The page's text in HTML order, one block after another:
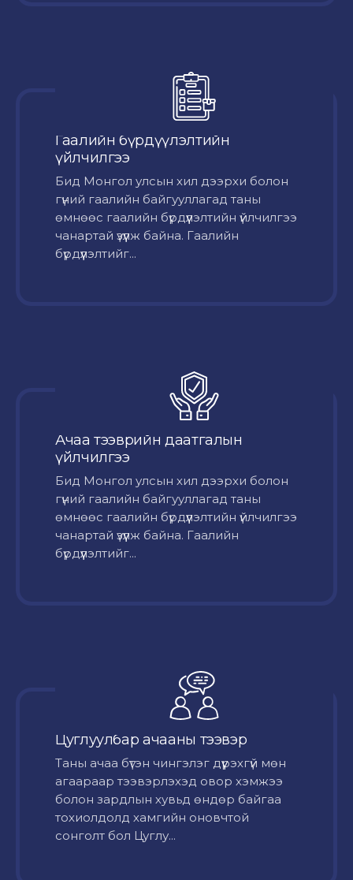
Гаалийн бүрдүүлэлтийн
үйлчилгээ
Бид Монгол улсын хил дээрхи болон
гүний гаалийн байгууллагад таны
өмнөөс гаалийн бүрдүүлэлтийн үйлчилгээ
чанартай үзүүлж байна. Гаалийн
бүрдүүлэлтийг...
Ачаа тээврийн даатгалын
үйлчилгээ
Бид Монгол улсын хил дээрхи болон
гүний гаалийн байгууллагад таны
өмнөөс гаалийн бүрдүүлэлтийн үйлчилгээ
чанартай үзүүлж байна. Гаалийн
бүрдүүлэлтийг...
Цуглуулбар ачааны тээвэр
Таны ачаа бүтэн чингэлэг дүүрэхгүй мөн
агаараар тээвэрлэхэд овор хэмжээ
болон зардлын хувьд өндөр байгаа
тохиолдолд хамгийн оновчтой
сонголт бол Цуглу...